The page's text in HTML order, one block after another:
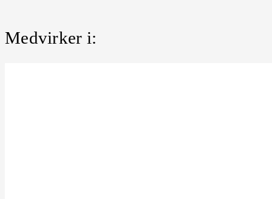
Medvirker i: